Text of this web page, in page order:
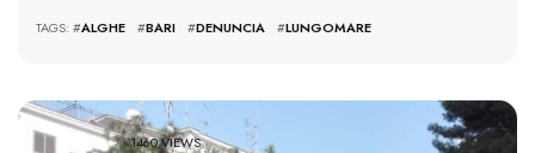
TAGS: #ALGHE #BARI #DENUNCIA #LUNGOMARE
1460 VIEWS